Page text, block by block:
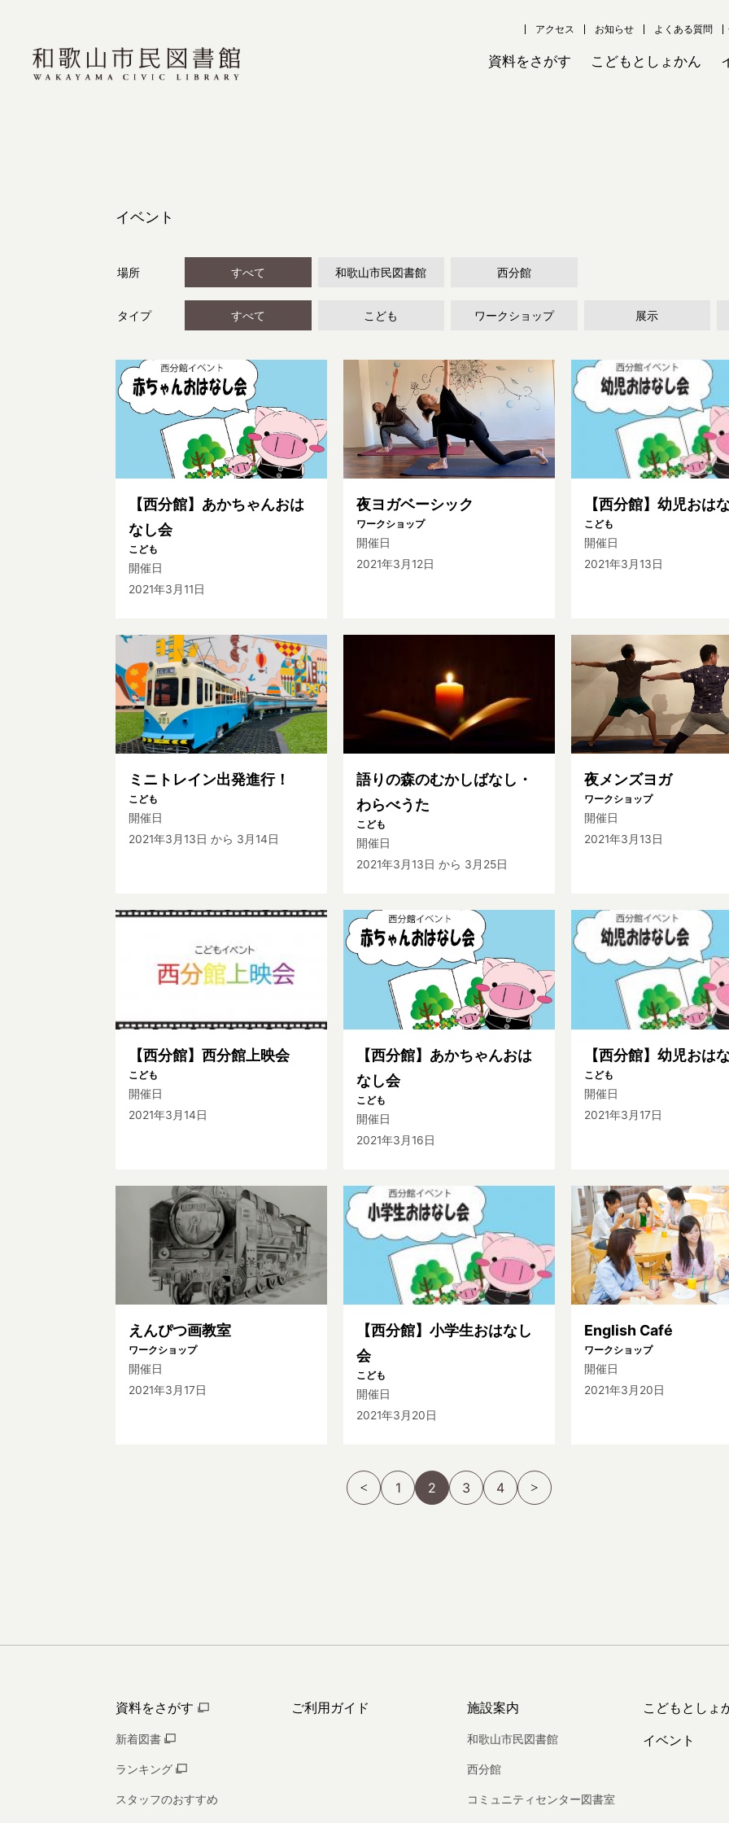
アクセス お知らせ よくある質問
資料をさがす こどもとしょかん
イベント
場所 すべて 和歌山市民図書館 西分館
タイプ すべて こども ワークショップ 展示
【西分館】あかちゃんおは
なし会
こども
開催日
2021年3月11日
夜ヨガベーシック
ワークショップ
開催日
2021年3月12日
【西分館】幼児おは
こども
開催日
2021年3月13日
ミニトレイン出発進行！
こども
開催日
2021年3月13日 から 3月14日
語りの森のむかしばなし・
わらべうた
こども
開催日
2021年3月13日 から 3月25日
夜メンズヨガ
ワークショップ
開催日
2021年3月13日
【西分館】西分館上映会
こども
開催日
2021年3月14日
【西分館】あかちゃんおは
なし会
こども
開催日
2021年3月16日
【西分館】幼児おは
こども
開催日
2021年3月17日
えんぴつ画教室
ワークショップ
開催日
2021年3月17日
【西分館】小学生おはなし
会
こども
開催日
2021年3月20日
English Café
ワークショップ
開催日
2021年3月20日
1 2 3 4
資料をさがす
新着図書
ランキング
スタッフのおすすめ
ご利用ガイド 施設案内
和歌山市民図書館
西分館
コミュニティセンター図書室
こどもとしょ
イベント